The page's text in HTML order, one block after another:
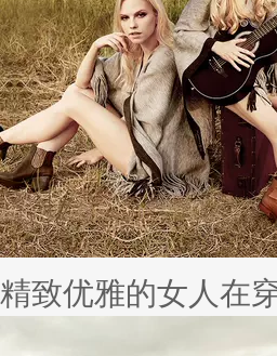
因为经常迁就他
实......